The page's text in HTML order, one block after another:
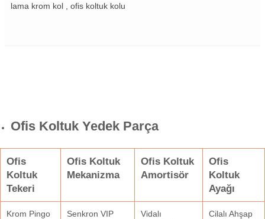
lama krom kol , ofis koltuk kolu
Ofis Koltuk Yedek Parça
Ofis
Koltuk
Tekeri
Ofis Koltuk
Mekanizma
Ofis Koltuk
Amortisör
Ofis
Koltuk
Ayağı
Krom Pingo
Senkron VIP
Vidalı
Cilalı Ahşap